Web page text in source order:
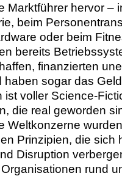
Marktführer hervor –
beim
oder beim
bereits
finanzierten
haben sogar das
ist voller Science-
die real geworden
Weltkonzerne
Prinzipien, die sich
Disruption
rund